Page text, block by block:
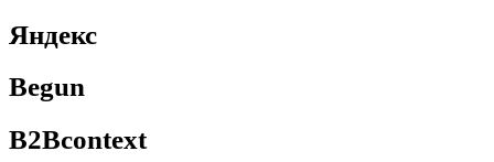
Яндекс
Begun
B2Bcontext